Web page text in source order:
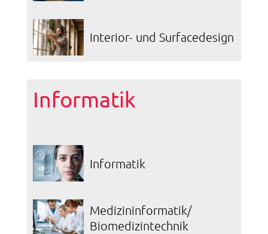
Interior- und Surfacedesign
Informatik
Informatik
Medizininformatik/
Biomedizintechnik